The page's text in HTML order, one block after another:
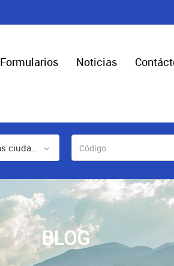
Formularios Noticias
Todas las ciudades
BLOG